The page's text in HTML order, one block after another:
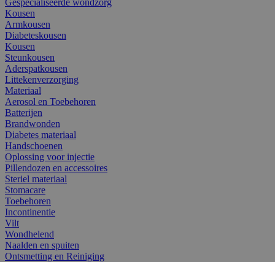
Kousen
Armkousen
Diabeteskousen
Kousen
Steunkousen
Aderspatkousen
Littekenverzorging
Materiaal
Aerosol en Toebehoren
Batterijen
Brandwonden
Diabetes materiaal
Handschoenen
Oplossing voor injectie
Pillendozen en accessoires
Steriel materiaal
Stomacare
Toebehoren
Incontinentie
Vilt
Wondhelend
Naalden en spuiten
Ontsmetting en Reiniging